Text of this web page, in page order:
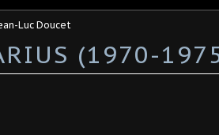
Luc Doucet
(1970-